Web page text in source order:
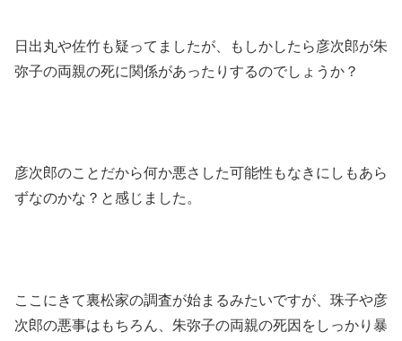
日出丸や佐竹も疑ってましたが、もしかしたら彦次郎が朱
弥子の両親の死に関係があったりするのでしょうか？
彦次郎のことだから何か悪さした可能性もなきにしもあら
ずなのかな？と感じました。
ここにきて裏松家の調査が始まるみたいですが、珠子や彦
次郎の悪事はもちろん、朱弥子の両親の死因をしっかり暴